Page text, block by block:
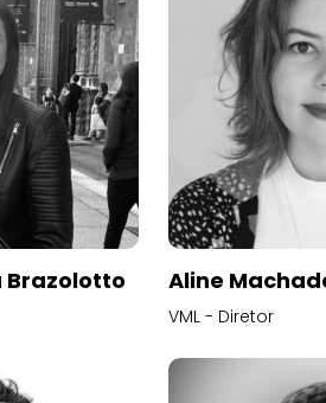
Brazolotto Aline
VML - Diretor